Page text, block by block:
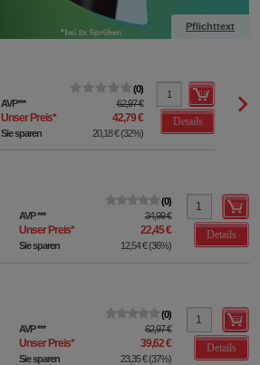
Pflichttext
0
AVP*** 62,97 €
Unser Preis* 45,95 €
Sie sparen 17,02 €(27%)
Details
0
AVP*** 34,99 €
Unser Preis* 22,45 €
Sie sparen 12,54 €(36%)
Details
0
AVP*** 62,97 €
Unser Preis* 39,62 €
Sie sparen 23,35 €(37%)
Details